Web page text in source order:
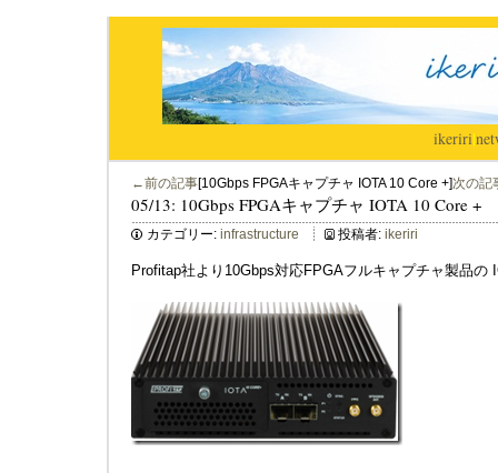
ikeriri|
←前の記事[10Gbps FPGAキャプチャ IOTA 10 Core +]次の
05/13: 10Gbps FPGAキャプチャ IOTA 10 Core +
カテゴリー: infrastructure 投稿者: ikeriri
Profitap社より10Gbps対応FPGAフルキャプチャ製品の